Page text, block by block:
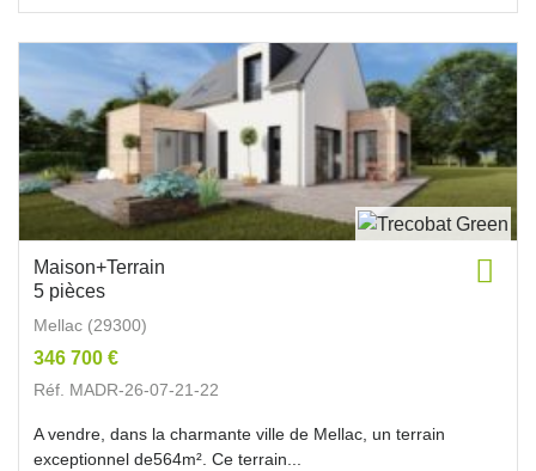
Maison+Terrain
5 pièces
Mellac (29300)
346 700 €
Réf. MADR-26-07-21-22
A vendre, dans la charmante ville de Mellac, un terrain
exceptionnel de564m². Ce terrain...